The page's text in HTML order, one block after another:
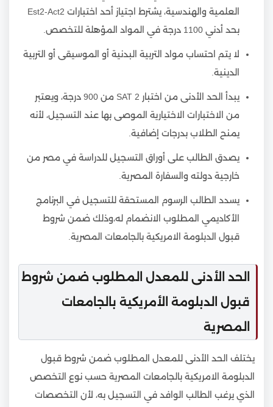
العلمية والهندسية، يشترط اجتياز أحد اختبارات Est2-Act2
بحد أدني 1100 درجة في المواد المؤهلة للتخصص.
لا يتم احتساب مواد التربية البدنية أو الموسيقى أو التربية
الدينية.
يبدأ الحد الأدنى من اختبار SAT 2 من 900 درجة، ويعتبر
من الاختبارات الاختيارية الموصى بها عند التسجيل، لأنه
يمنح الطلاب بدرجات إضافية.
يصدق الطالب على أوراق التسجيل للدراسة في مصر من
خارجية دولته والسفارة المصرية.
يسدد الطالب الرسوم المستحقة للتسجيل في البرنامج
الأكاديمي المطلوب الانضمام له،وذلك ضمن شروط
قبول الدبلومة الامريكية بالجامعات المصرية.
الحد الأدنى للمعدل المطلوب ضمن شروط
قبول الدبلومة الأمريكية بالجامعات
المصرية
يختلف الحد الأدنى للمعدل المطلوب ضمن شروط قبول
الدبلومة الامريكية بالجامعات المصرية حسب نوع التخصص
الذي يرغب الطالب الوافد في التسجيل به، لأن التخصصات